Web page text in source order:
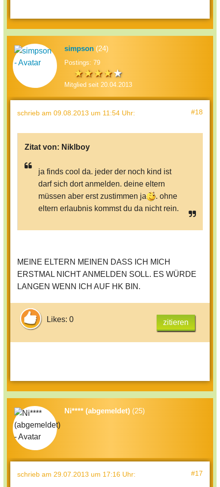
simpson (24)
Postings: 79
Mitglied seit 20.04.2013
schrieb am 09.08.2013 um 11:54 Uhr: #18
Zitat von: Niklboy
ja finds cool da. jeder der noch kind ist
darf sich dort anmelden. deine eltern
müssen aber erst zustimmen ja
. ohne
eltern erlaubnis kommst du da nicht rein.
MEINE ELTERN MEINEN DASS ICH MICH
ERSTMAL NICHT ANMELDEN SOLL. ES WÜRDE
LANGEN WENN ICH AUF HK BIN.
Likes: 0 zitieren
Ni**** (abgemeldet) (25)
schrieb am 29.07.2013 um 17:16 Uhr: #17